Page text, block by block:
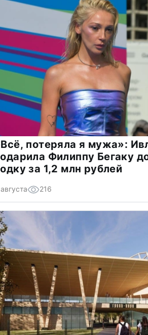
потеряла я мужа»:
Филиппу Бегаку
за 1,2 млн рублей
216